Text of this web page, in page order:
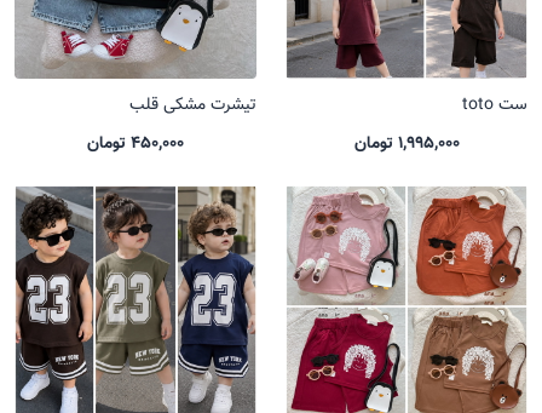
ست toto
1,995,000 تومان
تیشرت مشکی قلب
450,000 تومان